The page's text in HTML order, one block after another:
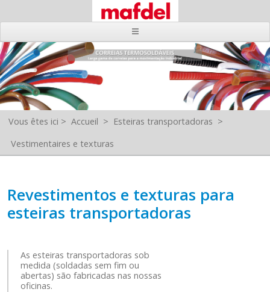
Vous êtes ici > Accueil > Esteiras transportadoras >
Vestimentaires e texturas
Revestimentos e texturas para
esteiras transportadoras
As esteiras transportadoras sob
medida (soldadas sem fim ou
abertas) são fabricadas nas nossas
oficinas.